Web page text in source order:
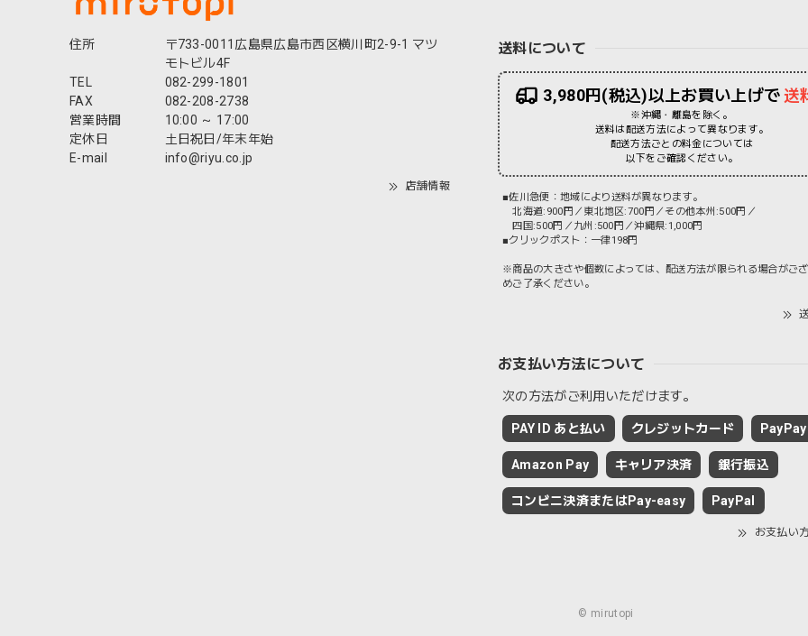
住所
〒733-0011広島県広島市西区横川町2-9-1 マツ
モトビル4F
TEL
082-299-1801
FAX
082-208-2738
営業時間
10:00 ～ 17:00
定休日
土日祝日/年末年始
E-mail
info@riyu.co.jp
店舗情報
送料について
3,980円(税込)以上お買い上げで送
※沖縄・離島を除く。
送料は配送方法によって異なります。
配送方法ごとの料金については
以下をご確認ください。
■佐川急便：地域により送料が異なります。
北海道:900円／東北地区:700円／その他本州:500円／
四国:500円／九州:500円／沖縄県:1,000円
■クリックポスト：一律198円
※商品の大きさや個数によっては、配送方法が限られる場合がご
めご了承ください。
お支払い方法について
次の方法がご利用いただけます。
PAY ID あと払い クレジットカード PayPay
Amazon Pay キャリア決済 銀行振込
コンビニ決済またはPay-easy PayPal
お支払い
© mirutopi